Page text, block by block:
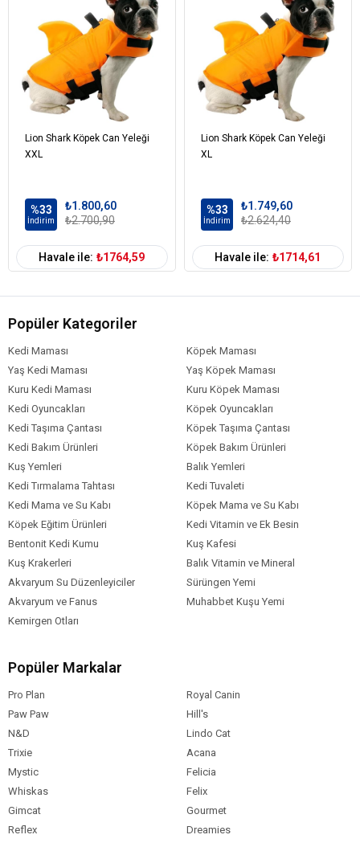
Lion Shark Köpek Can Yeleği
XXL
%33
İndirim
₺1.800,60
₺2.700,90
Havale ile: ₺1764,59
Lion Shark Köpek Can Yeleği
XL
%33
İndirim
₺1.749,60
₺2.624,40
Havale ile: ₺1714,61
Popüler Kategoriler
Kedi Maması
Köpek Maması
Yaş Kedi Maması
Yaş Köpek Maması
Kuru Kedi Maması
Kuru Köpek Maması
Kedi Oyuncakları
Köpek Oyuncakları
Kedi Taşıma Çantası
Köpek Taşıma Çantası
Kedi Bakım Ürünleri
Köpek Bakım Ürünleri
Kuş Yemleri
Balık Yemleri
Kedi Tırmalama Tahtası
Kedi Tuvaleti
Kedi Mama ve Su Kabı
Köpek Mama ve Su Kabı
Köpek Eğitim Ürünleri
Kedi Vitamin ve Ek Besin
Bentonit Kedi Kumu
Kuş Kafesi
Kuş Krakerleri
Balık Vitamin ve Mineral
Akvaryum Su Düzenleyiciler
Sürüngen Yemi
Akvaryum ve Fanus
Muhabbet Kuşu Yemi
Kemirgen Otları
Popüler Markalar
Pro Plan
Royal Canin
Paw Paw
Hill's
N&D
Lindo Cat
Trixie
Acana
Mystic
Felicia
Whiskas
Felix
Gimcat
Gourmet
Reflex
Dreamies